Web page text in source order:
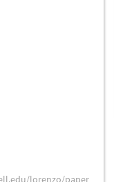
lorenzo/paper